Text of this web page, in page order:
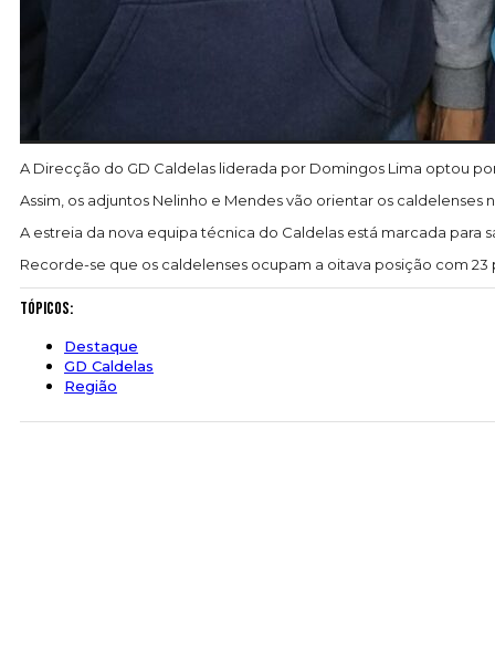
A Direcção do GD Caldelas liderada por Domingos Lima optou
Assim, os adjuntos Nelinho e Mendes vão orientar os
A estreia da nova equipa técnica do Caldelas está marcada para
Recorde-se que os caldelenses ocupam a oitava posição com
Tópicos:
Destaque
GD Caldelas
Região